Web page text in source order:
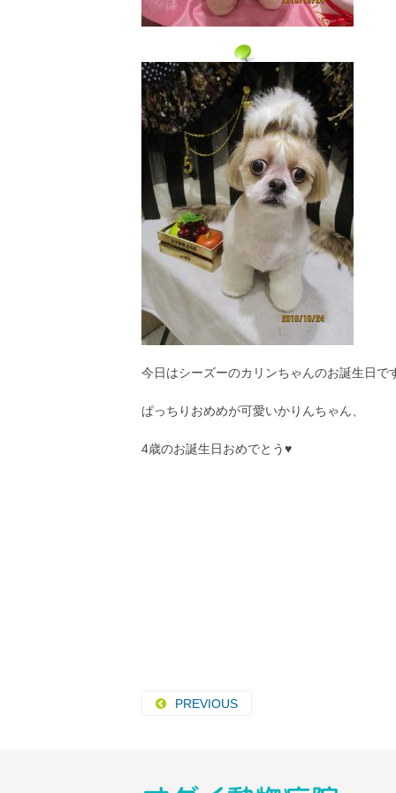
今日はシーズーのカリンちゃんのお誕生日で
ぱっちりおめめが可愛いかりんちゃん、
4歳のお誕生日おめでとう♥
PREVIOUS